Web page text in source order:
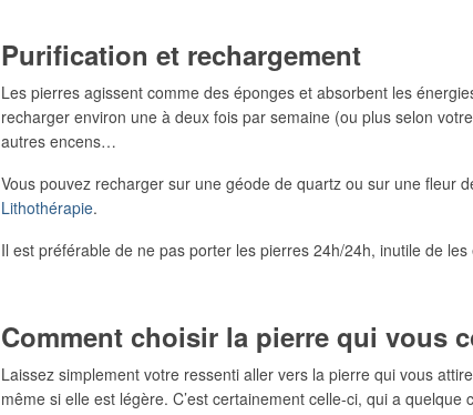
Purification et rechargement
Les pierres agissent comme des éponges et absorbent les
recharger environ une à deux fois par semaine (ou plus selon
autres encens…
Vous pouvez recharger sur une géode de quartz ou sur une fleur
Lithothérapie.
Il est préférable de ne pas porter les pierres 24h/24h, inutile de les
Comment choisir la pierre qui vous
Laissez simplement votre ressenti aller vers la pierre qui vous
même si elle est légère. C’est certainement celle-ci, qui a